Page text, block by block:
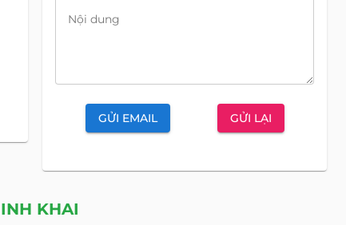
Nội dung
GỬI EMAIL GỬI LẠI
DANH MỤC BẤT ĐỘNG SẢN